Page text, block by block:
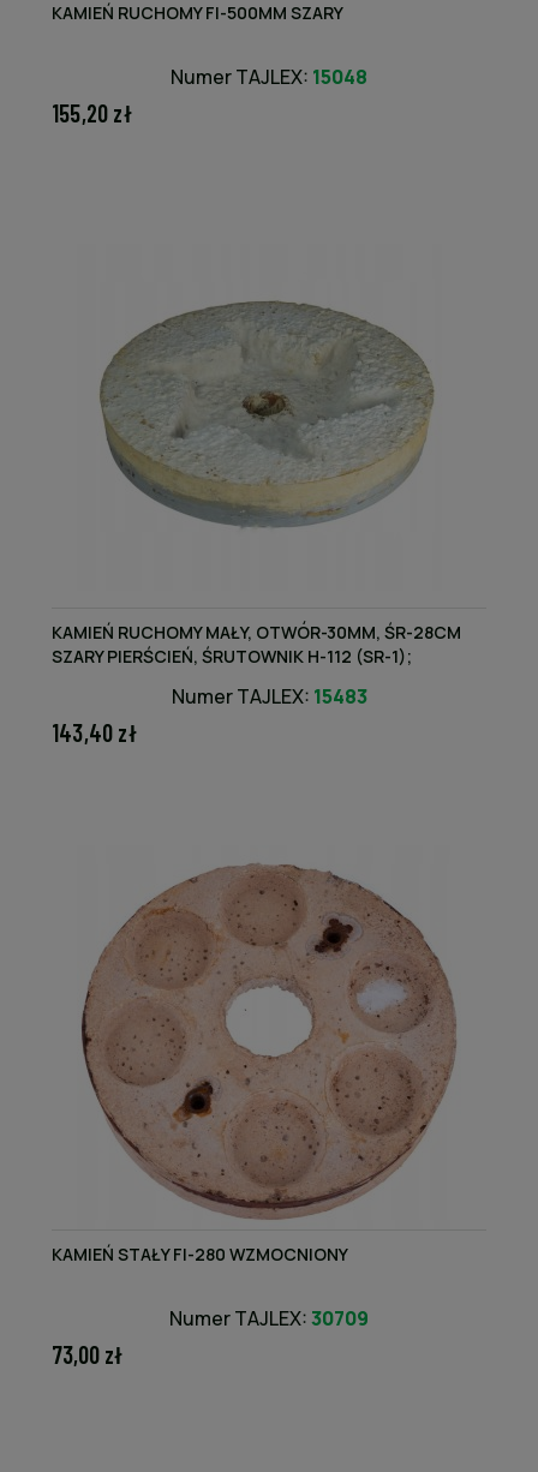
KAMIEŃ RUCHOMY FI-500MM SZARY
Numer TAJLEX: 15048
155,20 zł
KAMIEŃ RUCHOMY MAŁY, OTWÓR-30MM, ŚR-28CM
SZARY PIERŚCIEŃ, ŚRUTOWNIK H-112 (SR-1);
Numer TAJLEX: 15483
143,40 zł
KAMIEŃ STAŁY FI-280 WZMOCNIONY
Numer TAJLEX:30709
73,00 zł